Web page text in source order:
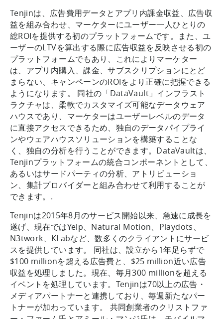
Tenjinは、広告費用データとアプリ内課金収益、広告収
益を組み合わせ、マーケターにユーザー一人ひとりの
総ROIを提供する初のプラットフォームです。また、ユ
ーザーのLTVを算出する際に広告収益を反映させる初の
プラットフォームでもあり、これによりマーケター
は、アプリ内購入、課金、サブスクリプションにとど
まらない、キャンペーンのROIをより正確に把握できる
ようになります。 同社の「DataVault」インフラスト
ラクチャは、柔軟でカスタマイズ可能なデータウェア
ハウスであり、マーケターはユーザーレベルのデータ
に直接アクセスできるため、独自のデータパイプライ
ンやウェアハウスソリューションを構築することな
く、独自の分析を行うことができます。DataVaultは、
Tenjinプラットフォームの統合コンポーネントとして、
あるいはサードパーティの分析、アトリビューショ
ン、集計プロバイダーと組み合わせて利用することが
できます。.
Tenjinは2015年8月のサービス開始以来、急速に成長を
遂げ、現在ではYelp、Natural Motion、Playdots、
N3twork、KLabなど、数多くのクライアントにサービ
スを提供しています。 同社は、設立から1年足らずで
$100 millionを超える広告費と、$25 million近い広告
収益を処理しました。現在、毎月300 millionを超える
イベントを処理しています。Tenjinは70以上の広告・
メディアパートナーと連携しており、毎週新たなパー
トナーが加わっています。 共同創業者のクリストファ